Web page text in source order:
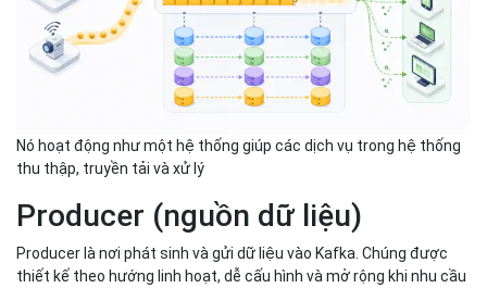
Nó hoạt động như một hệ thống giúp các dịch vụ trong hệ thống
thu thập, truyền tải và xử lý
Producer (nguồn dữ liệu)
Producer là nơi phát sinh và gửi dữ liệu vào Kafka. Chúng được
thiết kế theo hướng linh hoạt, dễ cấu hình và mở rộng khi nhu cầu